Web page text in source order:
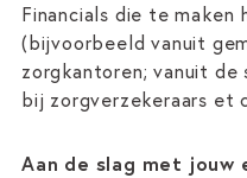
Financials die te
(bijvoorbeeld vanuit
zorgkantoren; vanuit de
bij zorgverzekeraars et
Aan de slag met jouw